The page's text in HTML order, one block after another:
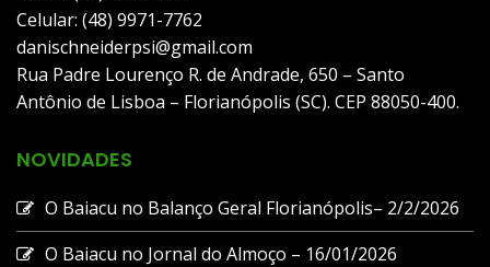
Celular: (48) 9971-7762
danischneiderpsi@gmail.com
Rua Padre Lourenço R. de Andrade, 650 – Santo
Antônio de Lisboa – Florianópolis (SC). CEP 88050-400.
NOVIDADES
O Baiacu no Balanço Geral Florianópolis– 2/2/2026
O Baiacu no Jornal do Almoço – 16/01/2026